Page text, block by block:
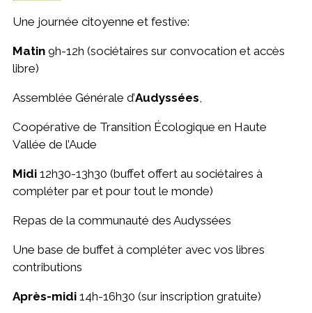
Une journée citoyenne et festive:
Matin 9h-12h (sociétaires sur convocation et accès
libre)
Assemblée Générale d’Audyssées
Coopérative de Transition Écologique en Haute
Vallée de l’Aude
Midi 12h30-13h30 (buffet offert au sociétaires à
compléter par et pour tout le monde)
Repas de la communauté des Audyssées
Une base de buffet à compléter avec vos libres
contributions
Après-midi 14h-16h30 (sur inscription gratuite)